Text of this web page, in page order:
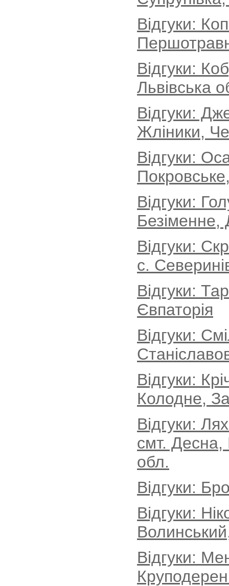
Відгуки:
Відгуки:
Львівська
Відгуки:
Жліники,
Відгуки:
Відгуки:
Безіменне,
Відгуки:
с.
Відгуки:
Євпаторія
Відгуки:
Відгуки:
Колодне,
Відгуки:
смт. Десна,
обл.
Відгуки:
Відгуки:
Відгуки: